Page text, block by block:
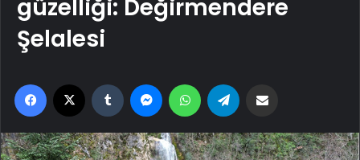
güzelliği: Değirmendere
Şelalesi
Facebook Tumblr MessengerWhatsApp